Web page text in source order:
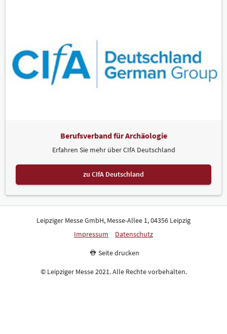
Berufsverband für Archäologie
Erfahren Sie mehr über CIfA Deutschland
zu CIfA Deutschland
Leipziger Messe GmbH, Messe-Allee 1, 04356 Leipzig
Impressum
Datenschutz
Seite drucken
© Leipziger Messe 2021. Alle Rechte vorbehalten.